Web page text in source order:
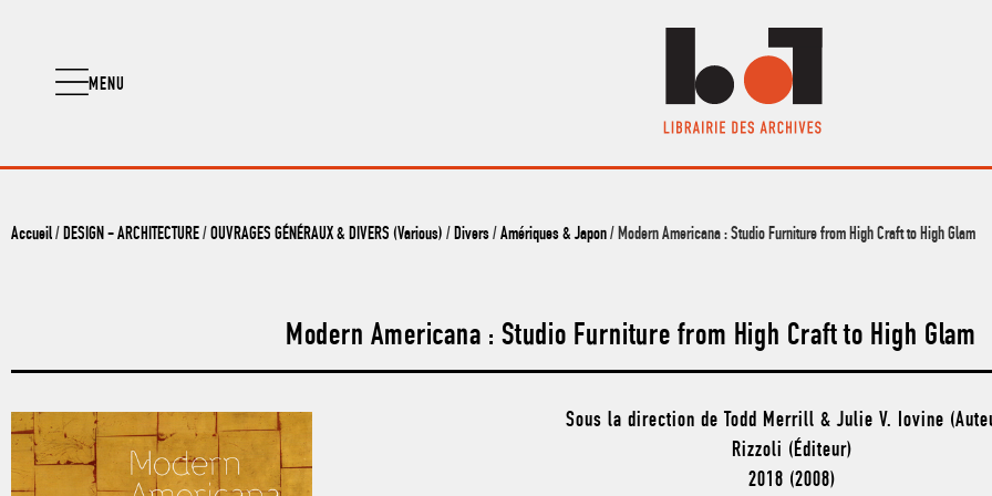
MENU
Accueil/ DESIGN - ARCHITECTURE/ OUVRAGES GÉNÉRAUX & DIVERS (Various) / Divers/ Amériques & Japon/ Modern Americana : Studio Furniture from High Craft to High Glam
Modern Americana : Studio Furniture from High Craft to High Glam
Sous la direction de Todd Merrill & Julie V. Iovine
Rizzoli (Éditeur)
2018 (2008)